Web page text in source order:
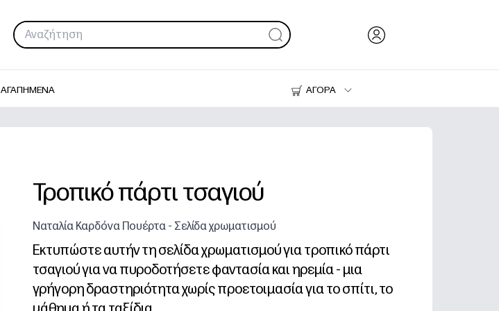
ΑΓΑΠΗΜΕΝΑ
ΑΓΟΡΑ
Εκτυπωτές
Τροπικό πάρτι τσαγιού
Ναταλία Καρδόνα Πουέρτα - Σελίδα χρωματισμού
Εκτυπώστε αυτήν τη σελίδα χρωματισμού για τροπικό πάρτι
τσαγιού για να πυροδοτήσετε φαντασία και ηρεμία - μια
γρήγορη δραστηριότητα χωρίς προετοιμασία για το σπίτι, το